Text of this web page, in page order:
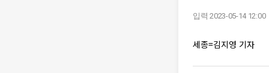
입력 2023-05-14 12:00
세종=김지영 기자